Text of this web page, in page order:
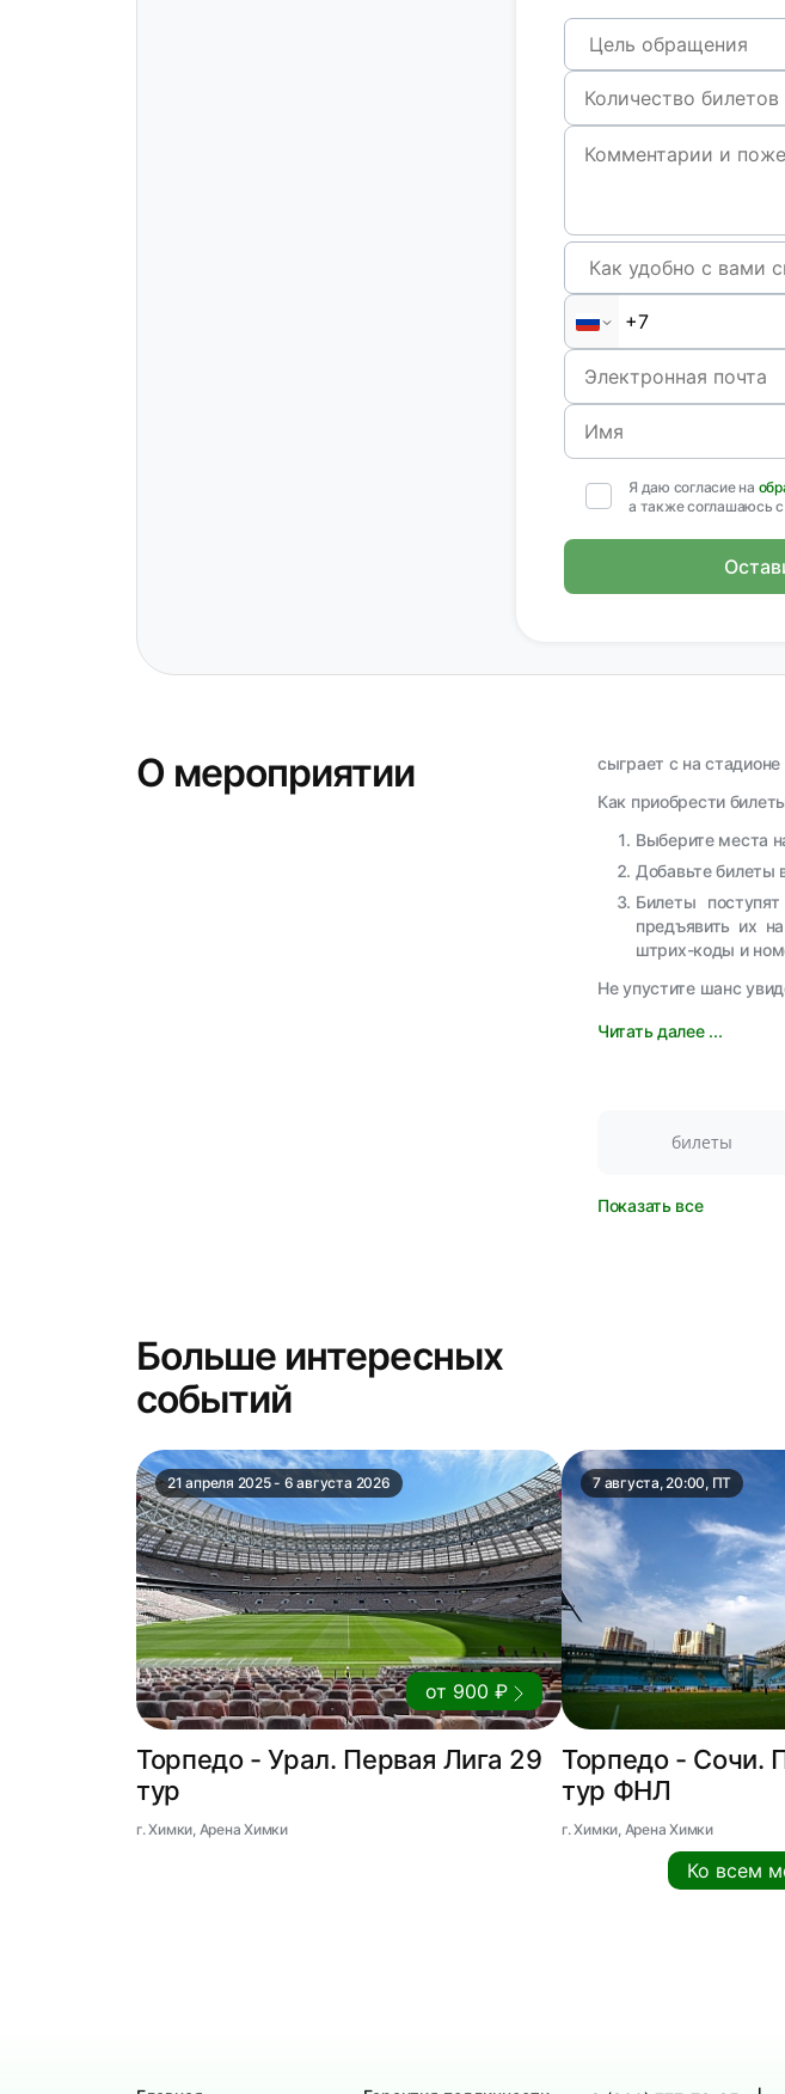
Цель обращения
Как удобно с вами
Я даю согласие на
а также соглашаюсь
О мероприятии
сыграет с на стадионе
Как приобрести
Выберите места
Добавьте билеты
Билеты
предъявить их
штрих-коды и
Не упустите шанс
Читать далее ...
билеты
Показать все
Больше интересных
событий
21 апреля 2025 - 6 августа 2026
от 900 ₽
Торпедо - Урал. Первая Лига 29
тур
г. Химки, Арена Химки
7 августа, 20:00, ПТ
Торпедо - Сочи.
тур ФНЛ
г. Химки, Арена Химки
Ко всем